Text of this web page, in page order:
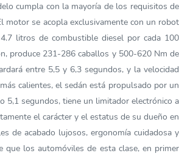
cumpla con la mayoría de los requisitos de
motor se acopla exclusivamente con un robot
litros de combustible diesel por cada 100
produce 231-286 caballos y 500-620 Nm de
entre 5,5 y 6,3 segundos, y la velocidad
calientes, el sedán está propulsado por un
5,1 segundos, tiene un limitador electrónico a
el carácter y el estatus de su dueño en
de acabado lujosos, ergonomía cuidadosa y
que los automóviles de esta clase, en primer